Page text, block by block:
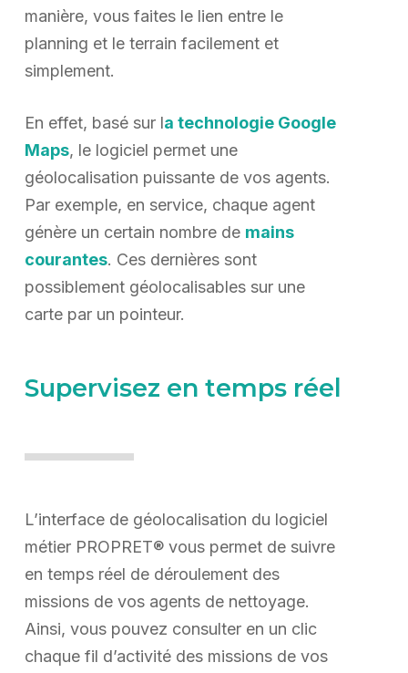
manière, vous faites le lien entre le
planning et le terrain facilement et
simplement.
En effet, basé sur la technologie Google
Maps, le logiciel permet une
géolocalisation puissante de vos agents.
Par exemple, en service, chaque agent
génère un certain nombre de mains
courantes. Ces dernières sont
possiblement géolocalisables sur une
carte par un pointeur.
Supervisez en temps réel
L’interface de géolocalisation du logiciel
métier PROPRET® vous permet de suivre
en temps réel de déroulement des
missions de vos agents de nettoyage.
Ainsi, vous pouvez consulter en un clic
chaque fil d’activité des missions de vos